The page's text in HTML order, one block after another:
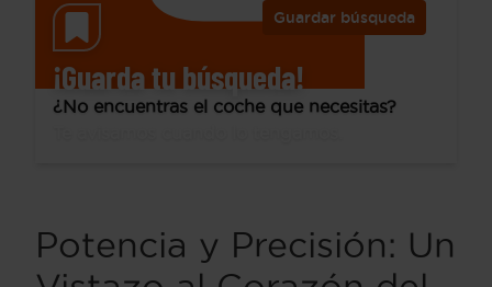
Guardar búsqueda
¡Guarda tu búsqueda!
¿No encuentras el coche que necesitas?
Potencia y Precisión: Un